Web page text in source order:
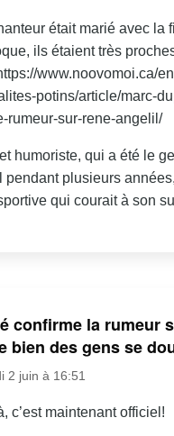
était marié avec la
ils étaient très
www.noovomoi.ca/
potins/article/marc-
rumeur-sur-rene-angelil/
humoriste, qui a été le
pendant plusieurs
qui courait à son
confirme la rumeur
bien des gens se
2 juin à 16:51
c’est maintenant officiel!